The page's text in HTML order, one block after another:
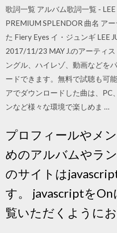
歌詞一覧 アルバム歌詞一覧 -
PREMIUM SPLENDOR 曲名 ア
た Fiery Eyes イ・ジュンギ LEE
2017/11/23 MAY J.のアーティ
ングル、ハイレゾ、動画などを
ードできます。無料で試聴も可
アでダウンロードした曲は、PC
ンなど様々な環境で楽しめま …
プロフィールやメ
めのアルバムやラ
のサイトは
す。 javascriptを
覧いただくように